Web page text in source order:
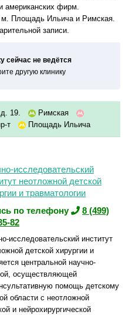
американских фирм.
Площадь Ильича и Римская.
записи.
сейчас не ведётся
другую клинику
19.
Римская
т Площадь Ильича
исследовательский
неотложной детской
и травматологии
по телефону
8 (499)
82
исследовательский институт
детской хирургии и
центральной научно-
осуществляющей
помощь детскому
области с неотложной
и нейрохирургической